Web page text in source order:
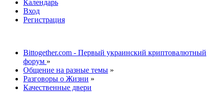
Календарь
Вход
Регистрация
Bittogether.com - Первый украинский криптовалютный
форум »
Общение на разные темы »
Разговоры о Жизни »
Качественные двери